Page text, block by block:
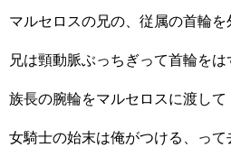
マルセロスの兄の、従属の首輪を
兄は頸動脈ぶっちぎって首輪をは
族長の腕輪をマルセロスに渡して
女騎士の始末は俺がつける、って